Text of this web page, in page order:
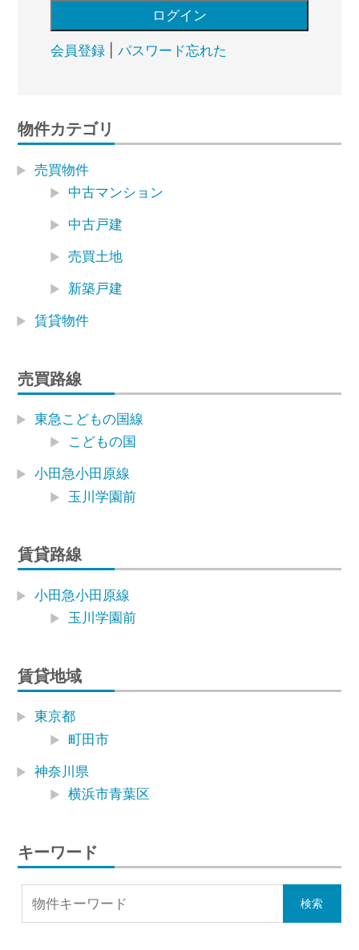
会員登録| パスワード忘れた
物件カテゴリ
売買物件
中古マンション
中古戸建
売買土地
新築戸建
賃貸物件
売買路線
東急こどもの国線
こどもの国
小田急小田原線
玉川学園前
賃貸路線
小田急小田原線
玉川学園前
賃貸地域
東京都
町田市
神奈川県
横浜市青葉区
キーワード